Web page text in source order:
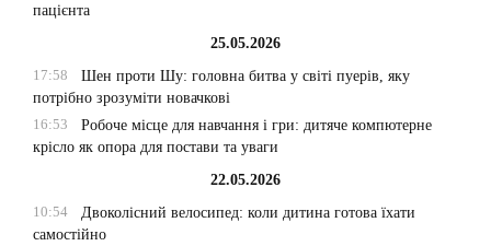
пацієнта
25.05.2026
17:58
Шен проти Шу: головна битва у світі пуерів, яку
потрібно зрозуміти новачкові
16:53
Робоче місце для навчання і гри: дитяче компютерне
крісло як опора для постави та уваги
22.05.2026
10:54
Двоколісний велосипед: коли дитина готова їхати
самостійно